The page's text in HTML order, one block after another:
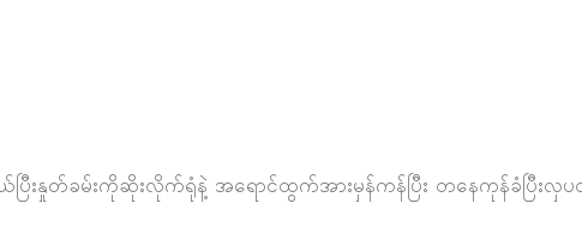
ပြီးနှုတ်ခမ်းကိုဆိုးလိုက်ရုံနဲ့ အရောင်ထွက်အားမှန်ကန်ပြီး တနေကုန်ခံပြီး